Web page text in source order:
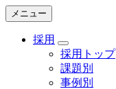
メニュー
採用
採用トップ
課題別
事例別